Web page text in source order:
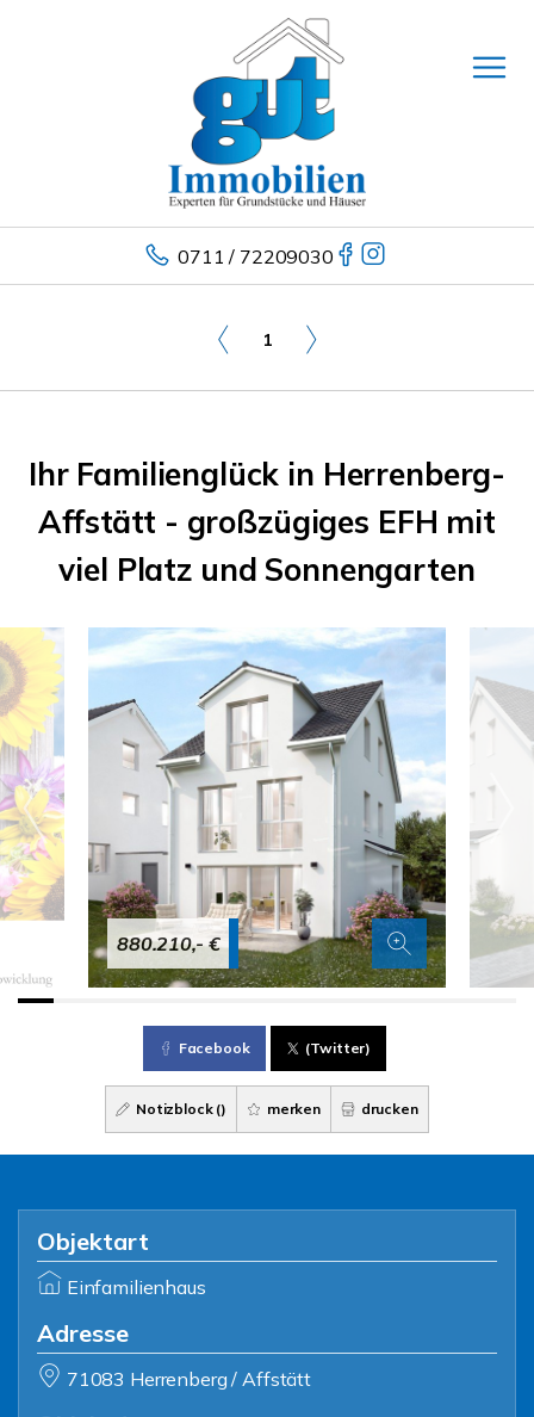
0711 / 72209030
1
Ihr Familienglück in Herrenberg-
Affstätt - großzügiges EFH mit
viel Platz und Sonnengarten
880.210,- €
Facebook (Twitter)
Notizblock () merken drucken
Objektart
Einfamilienhaus
Adresse
71083 Herrenberg / Affstätt